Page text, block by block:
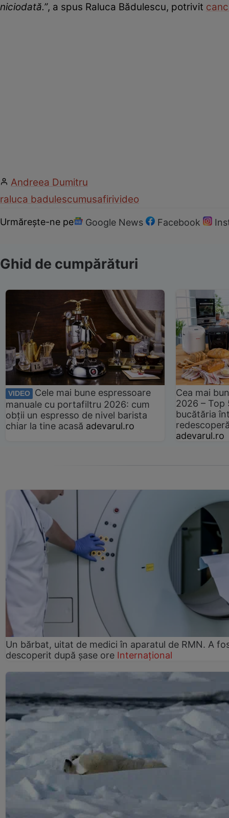
niciodată.”, a spus Raluca Bădulescu, potrivit
Andreea Dumitru
raluca badulescumusafirivideo
Urmărește-ne pe Google News Facebook
Ghid de cumpărături
VIDEO
Cele mai bune espressoare
manuale cu portafiltru 2026: cum
obții un espresso de nivel barista
chiar la tine acasă adevarul.ro
Cea mai
2026 –
bucătăria
adevarul.ro
Un bărbat, uitat de medici în aparatul de RMN. A
descoperit după șase ore Internațional